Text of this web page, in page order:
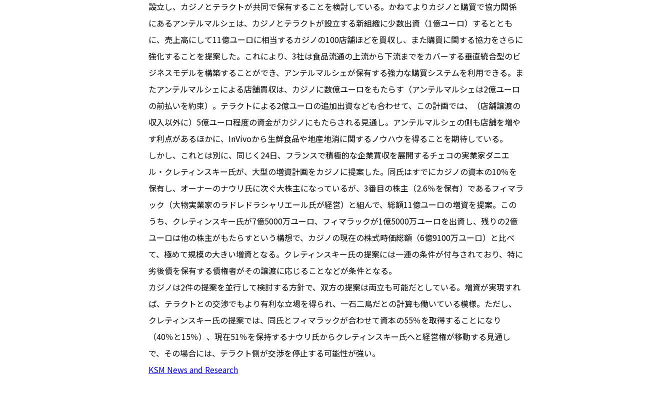
TAG
タグ
#トゥールーズ Toulouse
#レンタカー
#フランス旅行
#パリ #お土産
#トリビア
#データで読み解くフランス
#フランス郵便情報
#フランス交通機関
#求人
#フランスの教育制度
#アプリ
#いざという時に
#カルカッソンヌ Carcassonne
#サステナブル
#レシピ
#ビューティー
#おでかけ
#SDGs
#アート #車生活
PARIS 14℃ / 12℃
FR 22:06 ／ JP 05:06
1€＝182.22円
エトワとは
お問い合わせ
広告掲載
サイトポリシー
設立し、カジノとテラクトが共同で保有することを検討している。かねてよりカジノと購買で協力関係
にあるアンテルマルシェは、カジノとテラクトが設立する新組織に少数出資（1億ユーロ）するととも
に、売上高にして11億ユーロに相当するカジノの100店舗ほどを買収し、また購買に関する協力をさらに
強化することを提案した。これにより、3社は食品流通の上流から下流までをカバーする垂直統合型のビ
ジネスモデルを構築することができ、アンテルマルシェが保有する強力な購買システムを利用できる。ま
たアンテルマルシェによる店舗買収は、カジノに数億ユーロをもたらす（アンテルマルシェは2億ユーロ
の前払いを約束）。テラクトによる2億ユーロの追加出資なども合わせて、この計画では、（店舗譲渡の
収入以外に）5億ユーロ程度の資金がカジノにもたらされる見通し。アンテルマルシェの側も店舗を増や
す利点があるほかに、InVivoから生鮮食品や地産地消に関するノウハウを得ることを期待している。
しかし、これとは別に、同じく24日、フランスで積極的な企業買収を展開するチェコの実業家ダニエ
ル・クレティンスキー氏が、大型の増資計画をカジノに提案した。同氏はすでにカジノの資本の10％を
保有し、オーナーのナウリ氏に次ぐ大株主になっているが、3番目の株主（2.6％を保有）であるフィマラ
ック（大物実業家のラドレドラシャリエール氏が経営）と組んで、総額11億ユーロの増資を提案。この
うち、クレティンスキー氏が7億5000万ユーロ、フィマラックが1億5000万ユーロを出資し、残りの2億
ユーロは他の株主がもたらすという構想で、カジノの現在の株式時価総額（6億9100万ユーロ）と比べ
て、極めて規模の大きい増資となる。クレティンスキー氏の提案には一連の条件が付与されており、特に
劣後債を保有する債権者がその譲渡に応じることなどが条件となる。
カジノは2件の提案を並行して検討する方針で、双方の提案は両立も可能だとしている。増資が実現すれ
ば、テラクトとの交渉でもより有利な立場を得られ、一石二鳥だとの計算も働いている模様。ただし、
クレティンスキー氏の提案では、同氏とフィマラックが合わせて資本の55％を取得することになり
（40％と15％）、現在51％を保持するナウリ氏からクレティンスキー氏へと経営権が移動する見通し
で、その場合には、テラクト側が交渉を停止する可能性が強い。
KSM News and Research